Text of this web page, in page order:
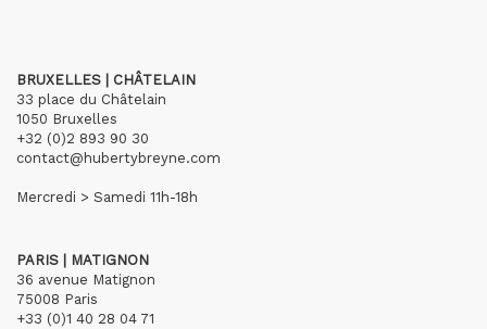
BRUXELLES | CHÂTELAIN
33 place du Châtelain
1050 Bruxelles
+32 (0)2 893 90 30
contact@hubertybreyne.com
Mercredi > Samedi 11h-18h
PARIS | MATIGNON
36 avenue Matignon
75008 Paris
+33 (0)1 40 28 04 71